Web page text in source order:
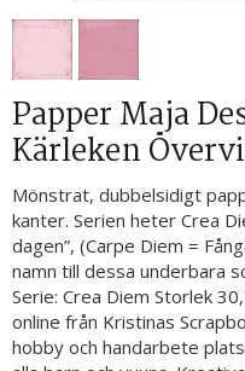
Papper Maja
Kärleken
Mönstrat, dubbelsidigt
kanter. Serien heter Crea
dagen”, (Carpe Diem =
namn till dessa underbara
Serie: Crea Diem Storlek
online från Kristinas
hobby och handarbete